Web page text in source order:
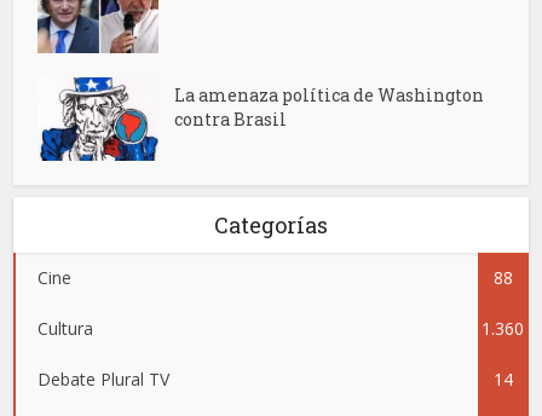
La amenaza política de Washington
contra Brasil
Categorías
Cine 88
Cultura 1.360
Debate Plural TV 14